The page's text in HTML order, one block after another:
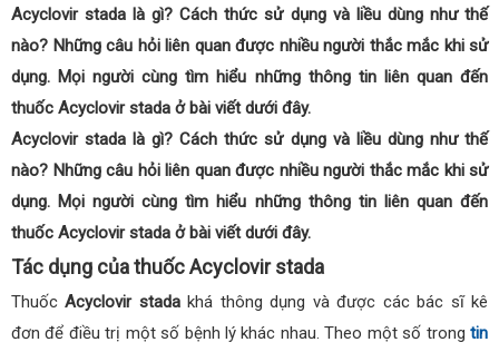
Acyclovir stada là gì? Cách thức sử dụng và liều dùng như thế
nào? Những câu hỏi liên quan được nhiều người thắc mắc khi sử
dụng. Mọi người cùng tìm hiểu những thông tin liên quan đến
thuốc Acyclovir stada ở bài viết dưới đây.
Acyclovir stada là gì? Cách thức sử dụng và liều dùng như thế
nào? Những câu hỏi liên quan được nhiều người thắc mắc khi sử
dụng. Mọi người cùng tìm hiểu những thông tin liên quan đến
thuốc Acyclovir stada ở bài viết dưới đây.
Tác dụng của thuốc Acyclovir stada
ThuốcAcyclovir stadakhá thông dụng và được các bác sĩ kê
đơn để điều trị một số bệnh lý khác nhau. Theo một số trong tin